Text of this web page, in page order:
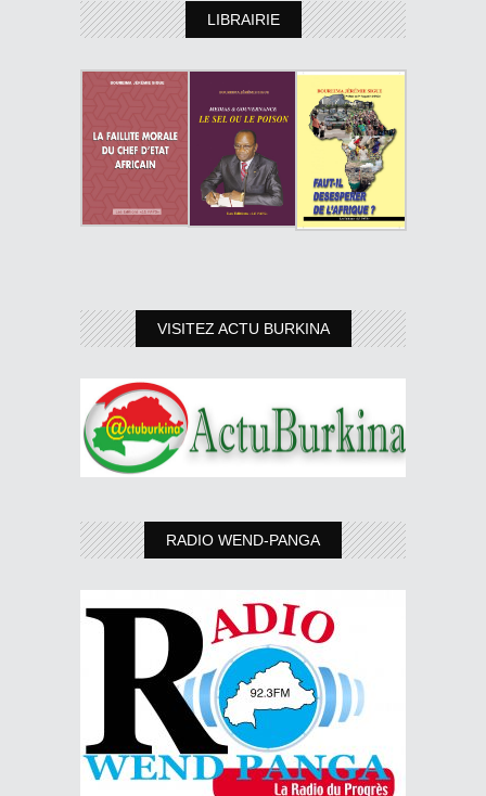
LIBRAIRIE
VISITEZ ACTU BURKINA
RADIO WEND-PANGA